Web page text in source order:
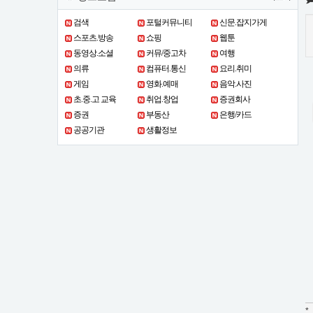
*
검색 포털커뮤니티
신문.잡지가게
스포츠.방송
쇼핑
웹툰
동영상.소셜
커뮤/중고차
여행
의류
컴퓨터.통신
요리.취미
게임
영화.예매
음악.사진
초.중.고 교육
취업.창업
증권회사
증권
부동산
은행/카드
공공기관
생활정보